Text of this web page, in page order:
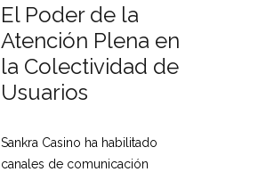
El Poder de la
Atención Plena en
la Colectividad de
Usuarios
Sankra Casino ha habilitado
canales de comunicación